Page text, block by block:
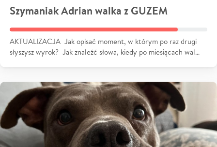
Szymaniak Adrian walka z GUZEM
AKTUALIZACJA Jak opisać moment, w którym po raz drugi
słyszysz wyrok? Jak znaleźć słowa, kiedy po miesiącach wal…